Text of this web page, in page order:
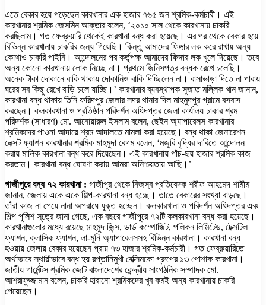
এতে বেকার হয়ে পড়েছেন কারখানার এক হাজার ৭৬৫ জন শ্রমিক-কর্মচারী। এই
কারখানার শ্রমিক জেসমিন আক্তার বলেন, ‘২০১০ সাল থেকে কারখানায় চাকরি
করছিলাম। গত ফেব্রুয়ারি থেকেই কারখানা বন্ধ করা হয়েছে। এর পর থেকে বেকার হয়ে
বিভিন্ন কারখানায় চাকরির জন্য গিয়েছি। কিন্তু আমাদের ফিঙ্গার লক করে রাখায় অন্য
কোথাও চাকরি পাইনি। আন্দোলনের পর কর্তৃপক্ষ আমাদের ফিঙ্গার লক খুলে দিয়েছে। তবে
অন্য কোনো কারখানায় লোক নিচ্ছে না। প্রথমে জিনিসপত্র বন্ধক রেখে চলেছি।
অনেক টাকা দোকানে বাকি থাকায় দোকানিও বাকি দিচ্ছিলেন না। বাসাভাড়া দিতে না পারায়
ঘরের সব কিছু রেখে বাড়ি চলে যাচ্ছি।’ কারখানার ব্যবস্থাপক সুজাত মল্লিক খান জানান,
কারখানা বন্ধ থাকায় তিনি ফরিদপুর জেলার সদর থানার দিল মাহমুদপুর গ্রামে বসবাস
করছেন। কলকারখানা ও প্রতিষ্ঠান পরিদর্শন অধিদপ্তর জেলা কার্যালয় ঢাকার শ্রম
পরিদর্শক (সাধারণ) মো. আনোয়ারুল ইসলাম বলেন, ছেইন অ্যাপারেলস কারখানার
শ্রমিকদের পাওনা আদায়ে শ্রম আদালতে মামলা করা হয়েছে। বন্ধ থাকা জেনারেশন
নেক্সট ফ্যাশন কারখানার শ্রমিক মাহমুদা বেগম বলেন, ‘মজুরি বৃদ্ধির দাবিতে আন্দোলন
করায় মালিক কারখানা বন্ধ করে দিয়েছেন। এই কারখানায় পাঁচ-ছয় হাজার শ্রমিক কাজ
করতাম। কারখানা বন্ধ ঘোষণা করায় আমরা অনিশ্চয়তায় আছি।’
গাজীপুরে বন্ধ ৭২ কারখানা : গাজীপুর থেকে নিজস্ব প্রতিবেদক শরীফ আহমেদ শামীম
জানান, জেলায় একে একে শিল্প-কারখানা বন্ধ হচ্ছে। তাতে বেকারের সংখ্যা বাড়ছে।
তাঁরা কাজ না পেয়ে নানা অপরাধে যুক্ত হচ্ছেন। কলকারখানা ও পরিদর্শন অধিদপ্তর এবং
শিল্প পুলিশ সূত্রে জানা গেছে, এক বছরে গাজীপুরে ৭২টি কলকারখানা বন্ধ করা হয়েছে।
কারখানাগুলোর মধ্যে রয়েছে মাহমুদ জিন্স, ডার্ড কম্পোজিট, পলিকন লিমিটেড, টেক্সটিল
ফ্যাশন, ক্লাসিক ফ্যাশন, লা-মুনি অ্যাপারেলসসহ বিভিন্ন কারখানা। কারখানা বন্ধ
হওয়ায় জেলায় বেকার হয়েছেন প্রায় ৭৩ হাজার শ্রমিক-কর্মচারী। গত ফেব্রুয়ারিতে
অর্থাভাবে স্থায়ীভাবে বন্ধ হয় রপ্তানিমুখী বেক্সিমকো গ্রুপের ১৩ পোশাক কারখানা।
জাতীয় গার্মেন্টস শ্রমিক জোট বাংলাদেশের কেন্দ্রীয় সাংগঠনিক সম্পাদক মো.
আশরাফুজ্জামান বলেন, চাকরি হারানো শ্রমিকদের খুব কমই অন্য কারখানায় চাকরি
পেয়েছেন।